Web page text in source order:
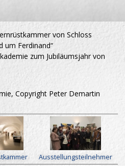
von Schloss
um Ferdinand“
zum Jubiläumsjahr von
Copyright Peter Demartin
Ausstellungsteilnehmer